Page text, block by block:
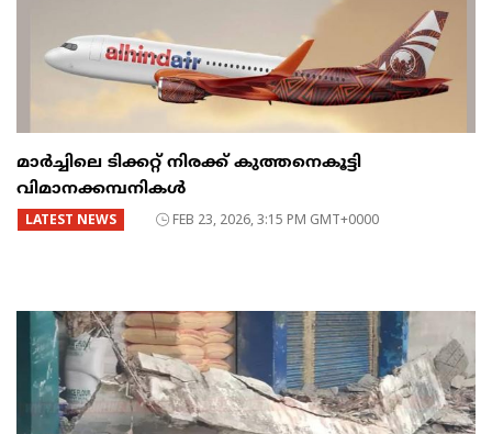
മാർച്ചിലെ ടിക്കറ്റ് നിരക്ക് കുത്തനെകൂട്ടി
വിമാനക്കമ്പനികൾ
LATEST NEWS FEB 23, 2026, 3:15 PM GMT+0000